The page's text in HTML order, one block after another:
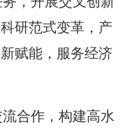
研范式变革，产
赋能，服务经济
流合作，构建高水